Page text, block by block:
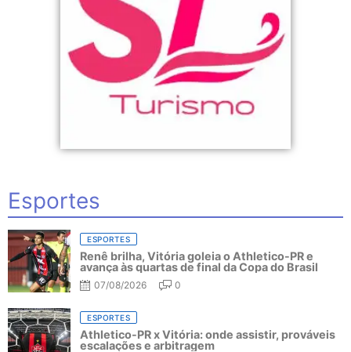
Esportes
ESPORTES
Renê brilha, Vitória goleia o Athletico-PR e
avança às quartas de final da Copa do Brasil
07/08/2026 0
ESPORTES
Athletico-PR x Vitória: onde assistir, prováveis
escalações e arbitragem